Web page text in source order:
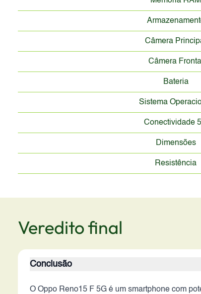
Câmera
Câmera Frontal
Bateria
Sistema
Conectividade
Dimensões
Resistência
Veredito final
Conclusão
O Oppo Reno15 F 5G é um smartphone com